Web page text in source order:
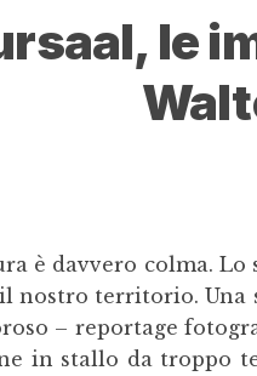
le
è davvero colma.
nostro territorio. Una
– reportage
in stallo da troppo